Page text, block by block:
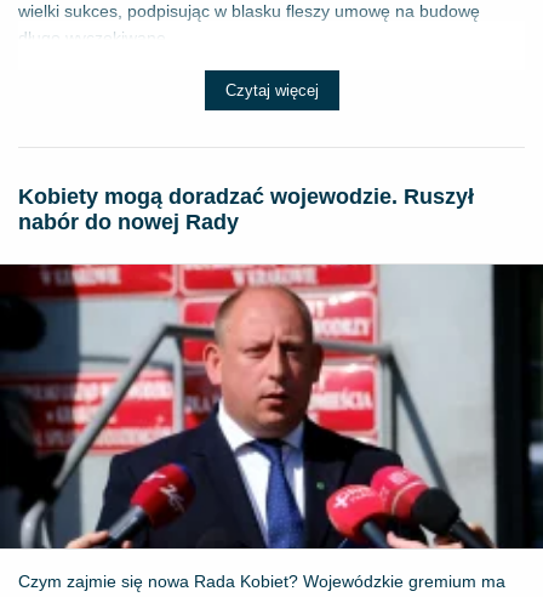
wielki sukces, podpisując w blasku fleszy umowę na budowę
długo wyczekiwane...
Czytaj więcej
Kobiety mogą doradzać wojewodzie. Ruszył
nabór do nowej Rady
Czym zajmie się nowa Rada Kobiet? Wojewódzkie gremium ma